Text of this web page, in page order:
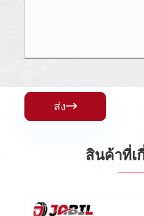
ส่ง
สินค้าที่เ